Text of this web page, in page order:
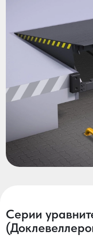
Серии